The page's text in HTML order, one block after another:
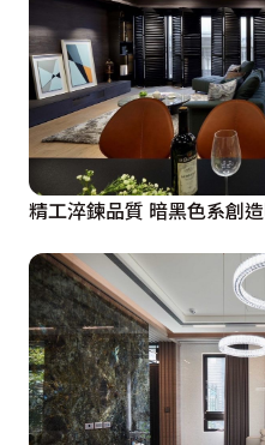
精工淬鍊品質 暗黑色系創